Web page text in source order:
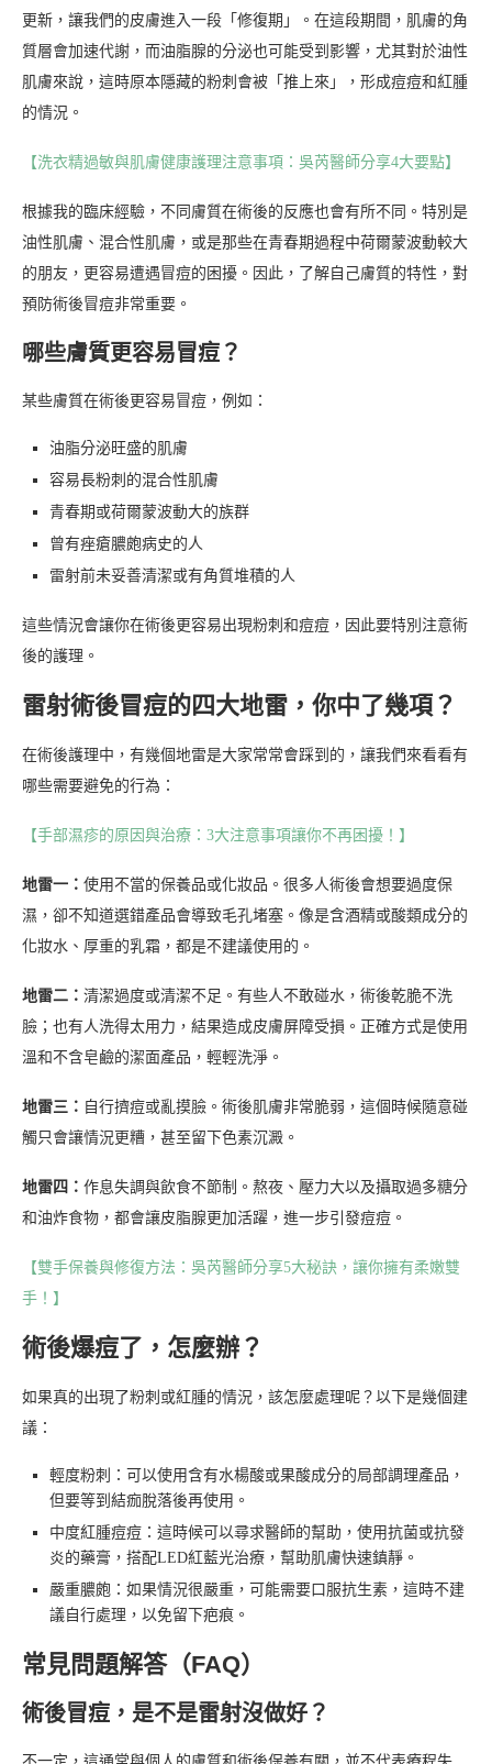
更新，讓我們的皮膚進入一段「修復期」。在這段期間，肌膚的角
質層會加速代謝，而油脂腺的分泌也可能受到影響，尤其對於油性
肌膚來說，這時原本隱藏的粉刺會被「推上來」，形成痘痘和紅腫
的情況。
【洗衣精過敏與肌膚健康護理注意事項：吳芮醫師分享4大要點】
根據我的臨床經驗，不同膚質在術後的反應也會有所不同。特別是
油性肌膚、混合性肌膚，或是那些在青春期過程中荷爾蒙波動較大
的朋友，更容易遭遇冒痘的困擾。因此，了解自己膚質的特性，對
預防術後冒痘非常重要。
哪些膚質更容易冒痘？
某些膚質在術後更容易冒痘，例如：
油脂分泌旺盛的肌膚
容易長粉刺的混合性肌膚
青春期或荷爾蒙波動大的族群
曾有痤瘡膿皰病史的人
雷射前未妥善清潔或有角質堆積的人
這些情況會讓你在術後更容易出現粉刺和痘痘，因此要特別注意術
後的護理。
雷射術後冒痘的四大地雷，你中了幾項？
在術後護理中，有幾個地雷是大家常常會踩到的，讓我們來看看有
哪些需要避免的行為：
【手部濕疹的原因與治療：3大注意事項讓你不再困擾！】
地雷一： 使用不當的保養品或化妝品。很多人術後會想要過度保
濕，卻不知道選錯產品會導致毛孔堵塞。像是含酒精或酸類成分的
化妝水、厚重的乳霜，都是不建議使用的。
地雷二： 清潔過度或清潔不足。有些人不敢碰水，術後乾脆不洗
臉；也有人洗得太用力，結果造成皮膚屏障受損。正確方式是使用
溫和不含皂鹼的潔面產品，輕輕洗淨。
地雷三： 自行擠痘或亂摸臉。術後肌膚非常脆弱，這個時候隨意碰
觸只會讓情況更糟，甚至留下色素沉澱。
地雷四： 作息失調與飲食不節制。熬夜、壓力大以及攝取過多糖分
和油炸食物，都會讓皮脂腺更加活躍，進一步引發痘痘。
【雙手保養與修復方法：吳芮醫師分享5大秘訣，讓你擁有柔嫩雙
手！】
術後爆痘了，怎麼辦？
如果真的出現了粉刺或紅腫的情況，該怎麼處理呢？以下是幾個建
議：
輕度粉刺：可以使用含有水楊酸或果酸成分的局部調理產品，
但要等到結痂脫落後再使用。
中度紅腫痘痘：這時候可以尋求醫師的幫助，使用抗菌或抗發
炎的藥膏，搭配LED紅藍光治療，幫助肌膚快速鎮靜。
嚴重膿皰：如果情況很嚴重，可能需要口服抗生素，這時不建
議自行處理，以免留下疤痕。
常見問題解答（FAQ）
術後冒痘，是不是雷射沒做好？